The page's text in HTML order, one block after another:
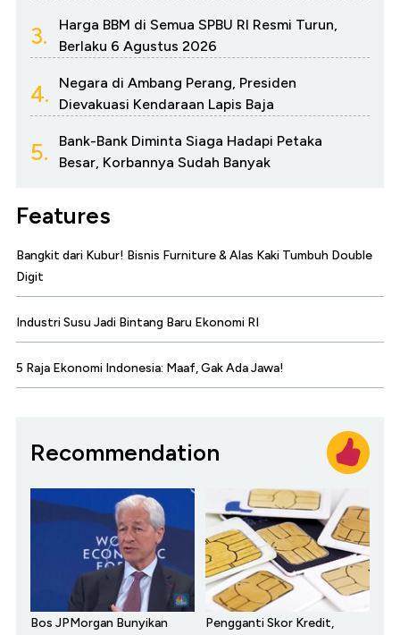
3.
Harga BBM di Semua SPBU RI Resmi Turun,
Berlaku 6 Agustus 2026
4.
Negara di Ambang Perang, Presiden
Dievakuasi Kendaraan Lapis Baja
5.
Bank-Bank Diminta Siaga Hadapi Petaka
Besar, Korbannya Sudah Banyak
Features
Bangkit dari Kubur! Bisnis Furniture & Alas Kaki Tumbuh Double
Digit
Industri Susu Jadi Bintang Baru Ekonomi RI
5 Raja Ekonomi Indonesia: Maaf, Gak Ada Jawa!
Recommendation
Bos JPMorgan Bunyikan
Pengganti Skor Kredit,